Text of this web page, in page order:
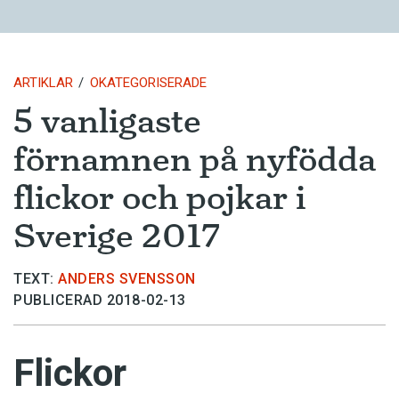
ARTIKLAR OKATEGORISERADE
5 vanligaste
förnamnen på nyfödda
flickor och pojkar i
Sverige 2017
TEXT: ANDERS SVENSSON
PUBLICERAD 2018-02-13
Flickor